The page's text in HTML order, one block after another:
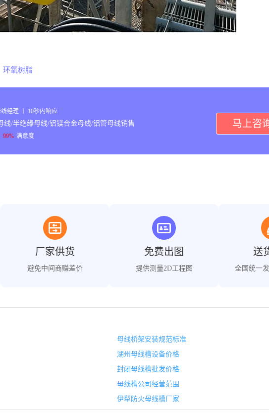
环氧树脂
经理 丨 10秒内响应
线/半绝缘母线/铝镁合金母线/铝管母线销售
99% 满意度
马上咨
厂家供货
避免中间商赚差价
免费出图
提供测量2D工程图
送
全国统一
母线桥架安装规范标准
湖州母线槽设备价格
封闭母线槽批发价格
母线槽公司经营范围
伊犁防火母线槽厂家